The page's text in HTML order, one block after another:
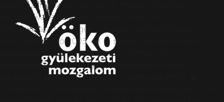
alkalmazunk. Ezek olyan fájlok, melyek információt
tárolnak webes böngészőjében. Ehhez az Ön
hozzájárulása szükséges. A „sütiket” az elektronikus
hírközlésről szóló 2003. évi C. törvény, az elektronikus
kereskedelmi szolgáltatások, az információs
társadalommal összefüggő szolgáltatások egyes
kérdéseiről szóló 2001. évi CVIII. törvény, valamint az